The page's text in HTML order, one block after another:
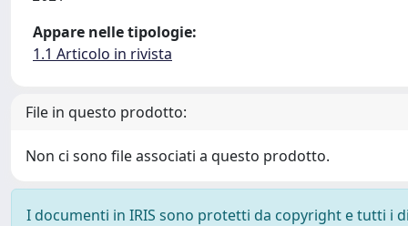
Appare nelle tipologie:
1.1 Articolo in rivista
File in questo prodotto:
Non ci sono file associati a questo prodotto.
I documenti in IRIS sono protetti da copyright e tutti i